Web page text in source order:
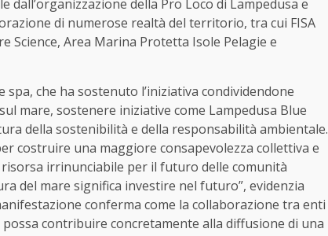
della Pro Loco di Lampedusa e
di numerose realtà del territorio, tra cui FISA
Science, Area Marina Protetta Isole Pelagie e
che ha sostenuto l’iniziativa condividendone
mare, sostenere iniziative come Lampedusa Blue
della sostenibilità e della responsabilità ambientale.
costruire una maggiore consapevolezza collettiva e
irrinunciabile per il futuro delle comunità
del mare significa investire nel futuro”, evidenzia
conferma come la collaborazione tra enti
contribuire concretamente alla diffusione di una